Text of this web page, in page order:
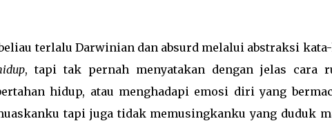
terlalu Darwinian dan absurd melalui abstraksi
, tapi tak pernah menyatakan dengan jelas cara
hidup, atau menghadapi emosi diri yang
tapi juga tidak memusingkanku yang duduk